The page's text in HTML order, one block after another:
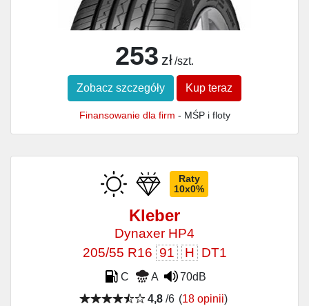
253 zł /szt.
Zobacz szczegóły Kup teraz
Finansowanie dla firm - MŚP i floty
Raty
10x0%
Kleber
Dynaxer HP4
205/55 R16 91 H DT1
C A
70dB
4,8/6 (18 opinii)